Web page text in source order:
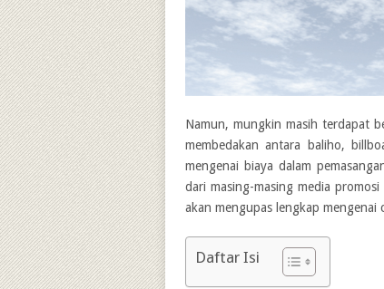
Namun, mungkin masih terdapat
membedakan antara baliho,
mengenai biaya dalam
dari masing-masing media
akan mengupas lengkap mengenai
Daftar Isi